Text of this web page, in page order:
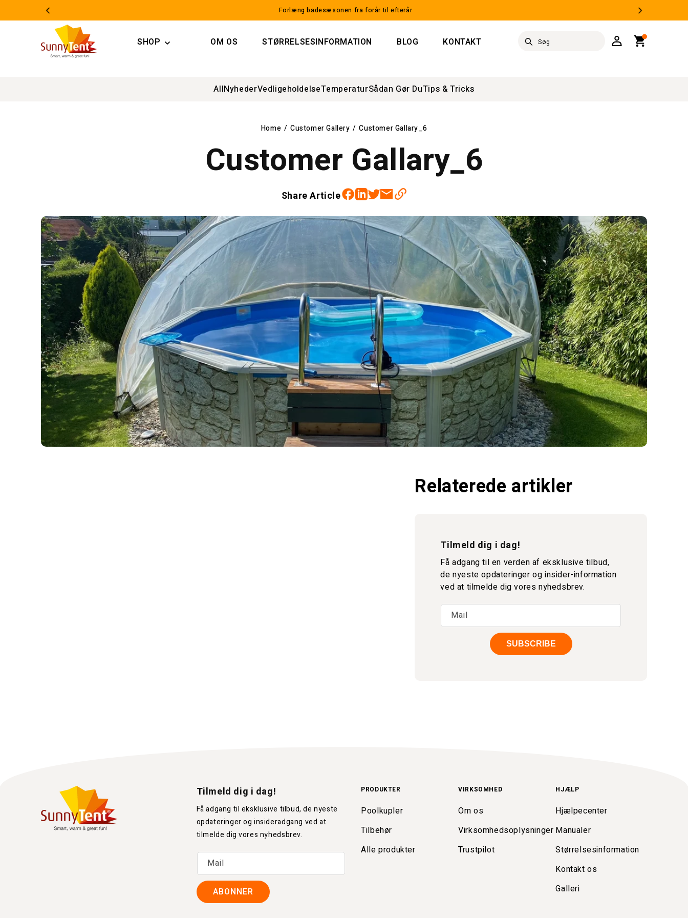
Forlæng badesæsonen fra forår til efterår
SHOP OM OS STØRRELSESINFORMATION BLOG KONTAKT Søg
Log
ind
Indkøbskurv
AllNyhederVedligeholdelseTemperaturSådan Gør DuTips & Tricks
Home / Customer Gallery / Customer Gallary_6
Customer Gallary_6
Share Article Facebook
Linkedin
Twitter
Email
Relaterede artikler
Tilmeld dig i dag!
Få adgang til en verden af eksklusive tilbud,
de nyeste opdateringer og insider-information
ved at tilmelde dig vores nyhedsbrev.
Mail
SUBSCRIBE
Tilmeld dig i dag!
Få adgang til eksklusive tilbud, de nyeste
opdateringer og insideradgang ved at
tilmelde dig vores nyhedsbrev.
Mail
ABONNER
PRODUKTER
Poolkupler
Tilbehør
Alle produkter
VIRKSOMHED
Om os
Virksomhedsoplysninger
Trustpilot
HJÆLP
Hjælpecenter
Manualer
Størrelsesinformation
Kontakt os
Galleri